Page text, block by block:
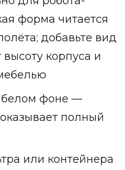
форма читается
добавьте вид
корпуса и
белом фоне —
полный
или контейнера